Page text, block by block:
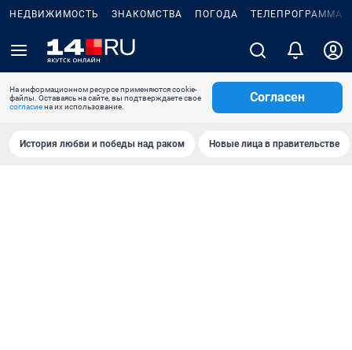
НЕДВИЖИМОСТЬ ЗНАКОМСТВА ПОГОДА ТЕЛЕПРОГРАММА
На информационном ресурсе применяются cookie-
файлы. Оставаясь на сайте, вы подтверждаете свое
согласиена их использование.
Согласен
История любви и победы над раком Новые лица в правительстве